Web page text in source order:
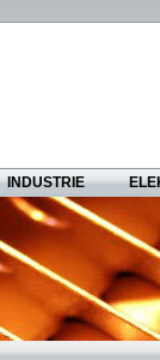
INDUSTRIE